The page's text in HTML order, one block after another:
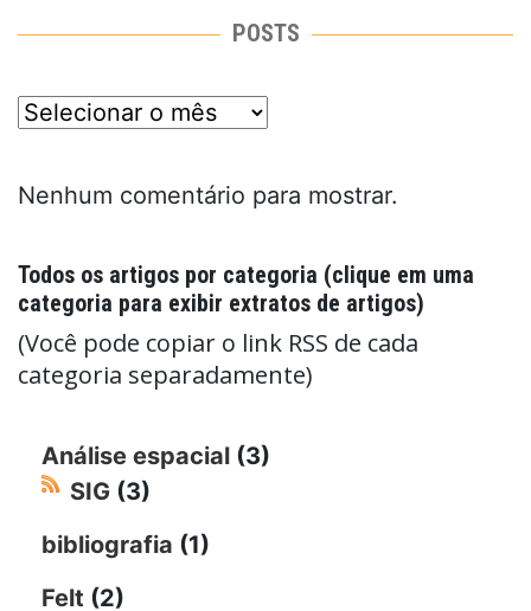
POSTS
posts
Nenhum comentário para mostrar.
Todos os artigos por categoria (clique em uma
categoria para exibir extratos de artigos)
(Você pode copiar o link RSS de cada
categoria separadamente)
Análise espacial (3)
SIG (3)
bibliografia (1)
Felt (2)